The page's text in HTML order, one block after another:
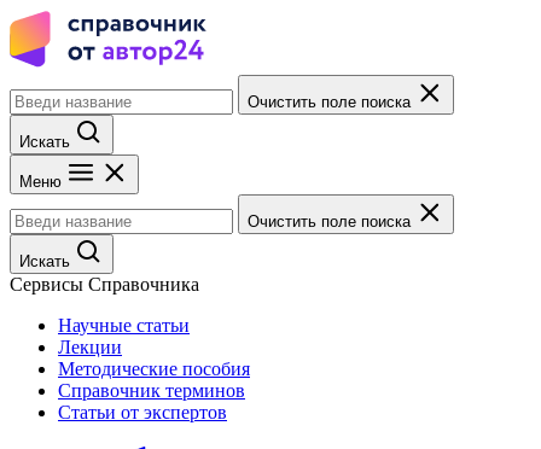
Очистить поле поиска
Искать
Меню
Очистить поле поиска
Искать
Сервисы Справочника
Научные статьи
Лекции
Методические пособия
Справочник терминов
Статьи от экспертов